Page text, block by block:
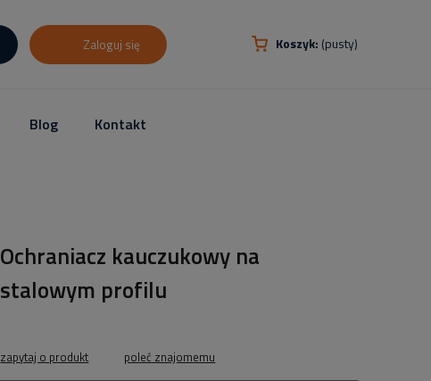
Koszyk: (pusty)
Zaloguj się
Blog Kontakt
Ochraniacz kauczukowy na
stalowym profilu
zapytaj o produkt poleć znajomemu